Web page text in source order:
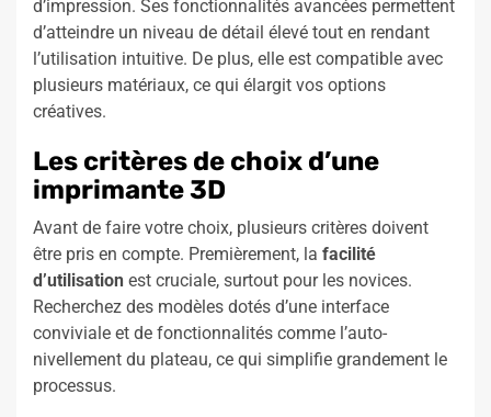
d’impression. Ses fonctionnalités avancées permettent
d’atteindre un niveau de détail élevé tout en rendant
l’utilisation intuitive. De plus, elle est compatible avec
plusieurs matériaux, ce qui élargit vos options
créatives.
Les critères de choix d’une
imprimante 3D
Avant de faire votre choix, plusieurs critères doivent
être pris en compte. Premièrement, la facilité
d’utilisation est cruciale, surtout pour les novices.
Recherchez des modèles dotés d’une interface
conviviale et de fonctionnalités comme l’auto-
nivellement du plateau, ce qui simplifie grandement le
processus.